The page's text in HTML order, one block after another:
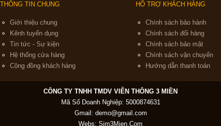
THÔNG TIN CHUNG
Giới thiệu chung
Kênh tuyển dụng
Tin tức - Sự kiện
Hệ thống cửa hàng
Cộng đồng khách hàng
HỖ TRỢ KHÁCH HÀNG
Chính sách bảo hành
Chính sách đổi hàng
Chính sách bảo mật
Chính sách vận chuyển
Hướng dẫn thanh toán
CÔNG TY TNHH TMDV VIỄN THÔNG 3 MIỀN
Mã Số Doanh Nghiệp: 5000874631
Gmail: demo@gmail.com
Webs: Sim3Mien.Com